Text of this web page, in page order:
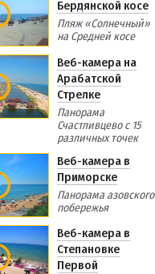
Бердянской косе
Пляж «Солнечный»
на Средней косе
Веб-камера на
Арабатской
Стрелке
Панорама
Счастливцево с 15
различных точек
Веб-камера в
Приморске
Панорама азовского
побережья
Веб-камера в
Степановке
Первой